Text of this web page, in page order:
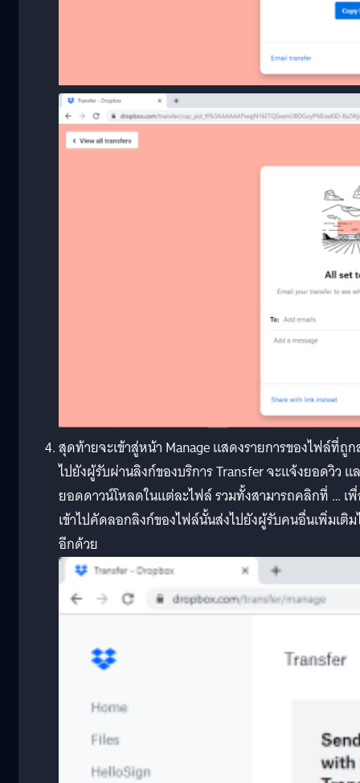
สุดท้ายจะเข้าสู่หน้า Manage แสดงรายการของไฟล์ที่ถูก
ไปยังผู้รับผ่านลิงก์ของบริการ Transfer จะแจ้งยอดวิว แ
ยอดดาวน์โหลดในแต่ละไฟล์ รวมทั้งสามารถคลิกที่ … เ
เข้าไปคัดลอกลิงก์ของไฟล์นั้นส่งไปยังผู้รับคนอื่นเพิ่มเติ
อีกด้วย